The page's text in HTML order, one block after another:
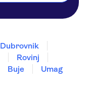
Dubrovnik
Rovinj
Buje Umag